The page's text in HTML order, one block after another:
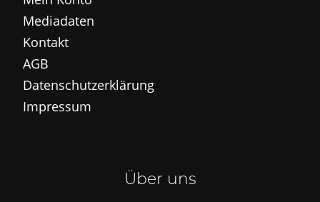
Mediadaten
Kontakt
AGB
Datenschutzerklärung
Impressum
Über uns